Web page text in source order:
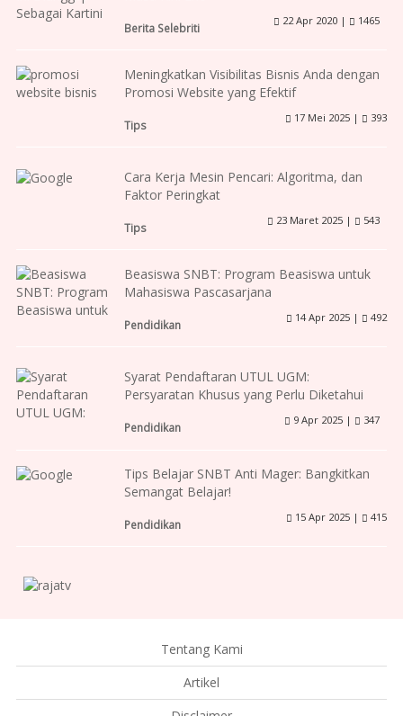
Berita Selebriti
22 Apr 2020 | 1465
Meningkatkan Visibilitas Bisnis Anda dengan
Promosi Website yang Efektif
Tips
17 Mei 2025 | 393
Cara Kerja Mesin Pencari: Algoritma, dan
Faktor Peringkat
Tips
23 Maret 2025 | 543
Beasiswa SNBT: Program Beasiswa untuk
Mahasiswa Pascasarjana
Pendidikan
14 Apr 2025 | 492
Syarat Pendaftaran UTUL UGM:
Persyaratan Khusus yang Perlu Diketahui
Pendidikan
9 Apr 2025 | 347
Tips Belajar SNBT Anti Mager: Bangkitkan
Semangat Belajar!
Pendidikan
15 Apr 2025 | 415
Tentang Kami
Artikel